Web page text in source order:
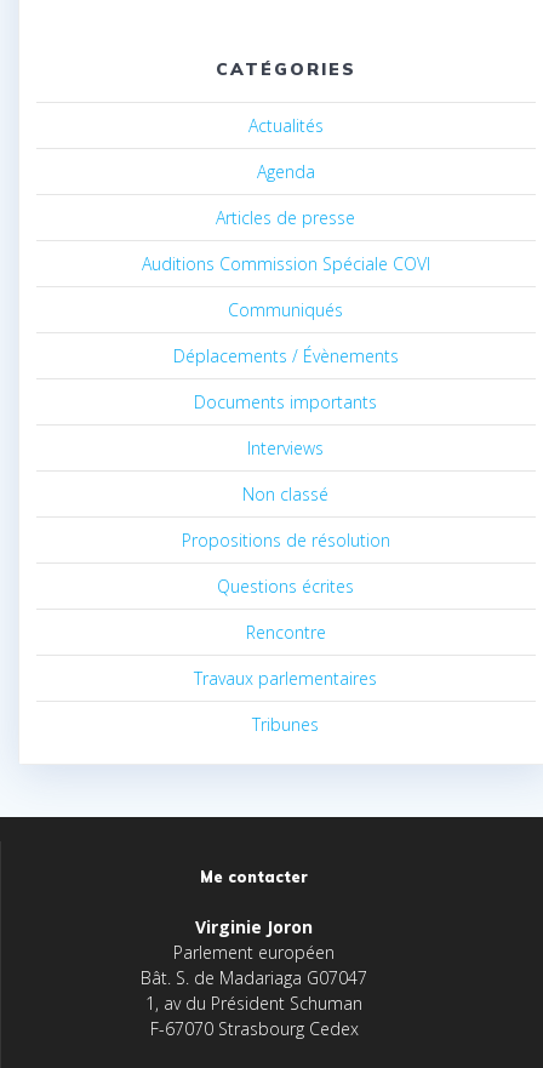
CATÉGORIES
Actualités
Agenda
Articles de presse
Auditions Commission Spéciale COVI
Communiqués
Déplacements / Évènements
Documents importants
Interviews
Non classé
Propositions de résolution
Questions écrites
Rencontre
Travaux parlementaires
Tribunes
Me contacter
Virginie Joron
Parlement européen
Bât. S. de Madariaga G07047
1, av du Président Schuman
F-67070 Strasbourg Cedex